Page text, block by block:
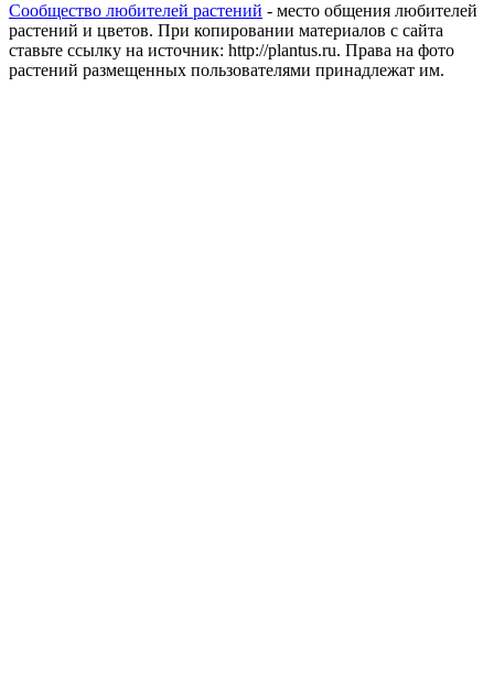
Сообщество любителей растений - место общения любителей
растений и цветов. При копировании материалов с сайта
ставьте ссылку на источник: http://plantus.ru. Права на фото
растений размещенных пользователями принадлежат им.